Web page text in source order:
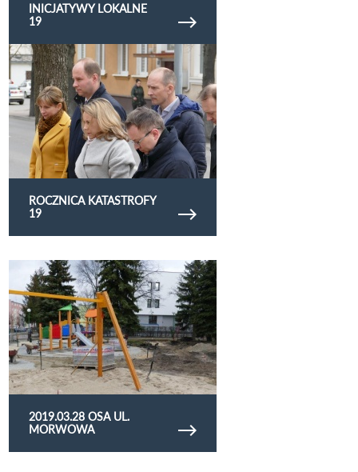
INICJATYWY LOKALNE
19
ROCZNICA KATASTROFY
19
Obejrzyj galerię zdjęć rocznica katastrofy 19
2019.03.28 OSA UL.
MORWOWA
Obejrzyj galerię zdjęć 2019.03.28 OSA ul.
Morwowa